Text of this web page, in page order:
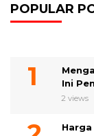
POPULAR
Ini
2 views